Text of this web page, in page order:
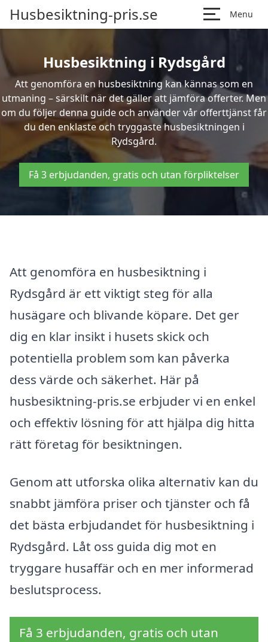
Husbesiktning-pris.se Menu
Husbesiktning i Rydsgård
Att genomföra en husbesiktning kan kännas som en
utmaning – särskilt när det gäller att jämföra offerter. Men
om du följer denna guide och använder vår offerttjänst får
du den enklaste och tryggaste husbesiktningen i
Rydsgård.
Få 3 erbjudanden, gratis och utan förpliktelser
Att genomföra en husbesiktning i
Rydsgård är ett viktigt steg för alla
husägare och blivande köpare. Det ger
dig en klar insikt i husets skick och
potentiella problem som kan påverka
dess värde och säkerhet. Här på
husbesiktning-pris.se erbjuder vi en enkel
och effektiv lösning för att hjälpa dig hitta
rätt företag för besiktningen.
Genom att utforska olika alternativ kan du
snabbt jämföra priser och tjänster och få
det bästa erbjudandet för husbesiktning i
Rydsgård. Låt oss guida dig mot en
tryggare husaffär och en mer informerad
beslutsprocess.
Få 3 erbjudanden, gratis och utan